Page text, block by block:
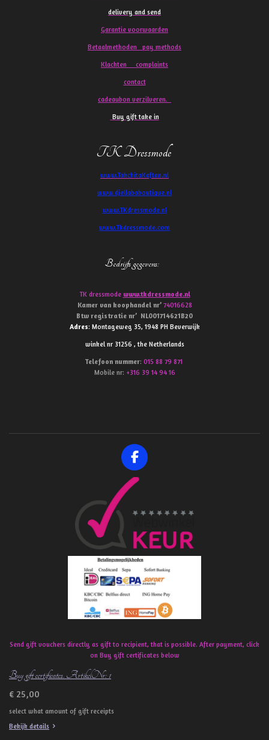
delivery and send
Garantie voorwaarden
Betaalmethoden pay methods
Klachten complaints
contact
cadeaubon verzilveren.
Buy gift take in
TK Dressmode
www.TakchitaKaftan.nl
www.djellababoutique.nl
www.TKdressmode.nl
www.Tkdressmode.com
Bedrijfs gegevens:
TK dressmode www.tkdressmode.nl
Kamer van koophandel nr’ 74016628
Btw registratie nr’ NL001714621B20
Adres: Montageweg 35, 1948 PH Beverwijk
winkel nr 31256 , the Netherlands
Telefoon nummer: 015 88 79 871
Mobile nr: +316 39 14 94 16
F
a
c
b
o
k
Send gift vouchers directly as gift to recipient, that is possible. After payment, click
on Buy gift certificates below
Buy gift certificates. ArtikelNr: 1
€ 25,00
select what amount of gift receipts
Bekijk details